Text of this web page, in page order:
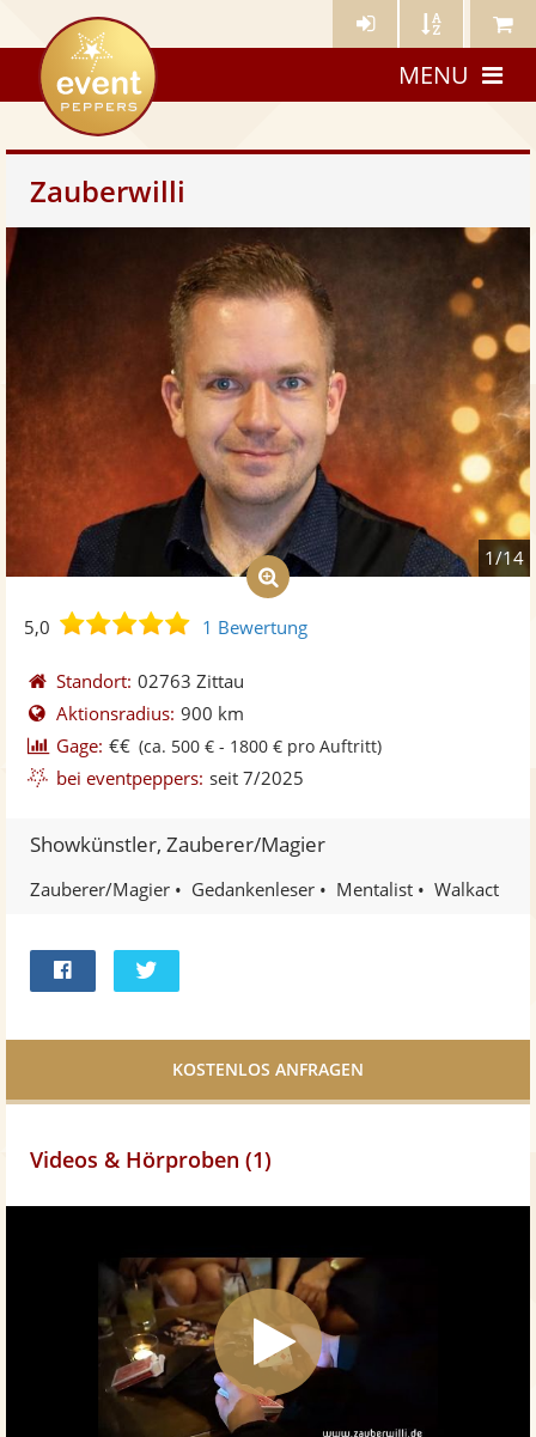
Künstler- Künstler Meine
eventpeppers
MENU
Zauberwilli
1/14
5,0
5,0
5
Sternen
1 Bewertung
Standort: 02763 Zittau
Aktionsradius: 900 km
Gage: €€ (ca. 500 € - 1800 € pro Auftritt)
bei eventpeppers: seit 7/2025
Showkünstler, Zauberer/Magier
Zauberer/Magier Gedankenleser Mentalist Walkact
Facebook
Videos & Hörproben (1)